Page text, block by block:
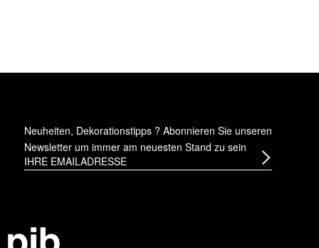
Neuheiten, Dekorationstipps ? Abonnieren Sie unseren
Newsletter um immer am neuesten Stand zu sein